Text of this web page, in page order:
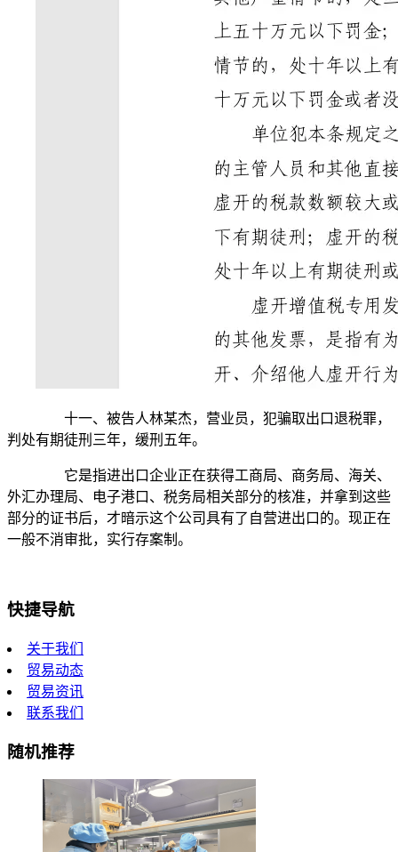
十一、被告人林某杰，营业员，犯骗取出口退税罪，
判处有期徒刑三年，缓刑五年。
它是指进出口企业正在获得工商局、商务局、海关、
外汇办理局、电子港口、税务局相关部分的核准，并拿到这些
部分的证书后，才暗示这个公司具有了自营进出口的。现正在
一般不消审批，实行存案制。
快捷导航
关于我们
贸易动态
贸易资讯
联系我们
随机推荐